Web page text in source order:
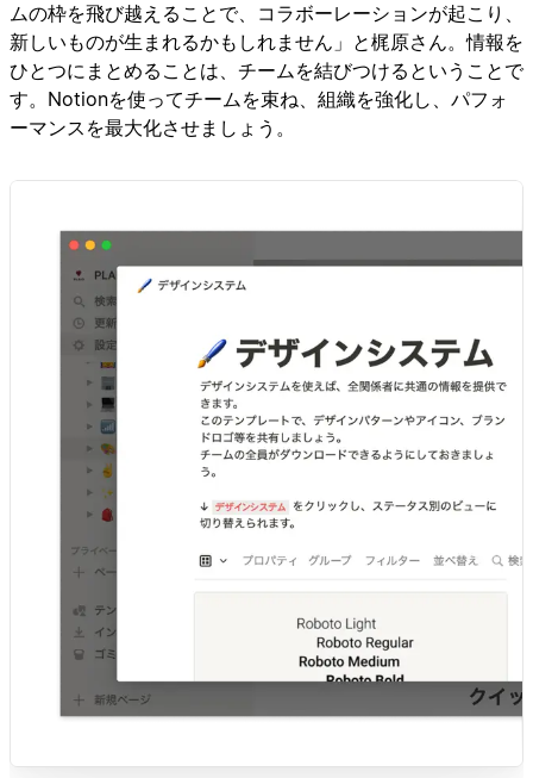
ムの枠を飛び越えることで、コラボーレーションが起こり、
新しいものが生まれるかもしれません」と梶原さん。情報を
ひとつにまとめることは、チームを結びつけるということで
す。Notionを使ってチームを束ね、組織を強化し、パフォ
ーマンスを最大化させましょう。